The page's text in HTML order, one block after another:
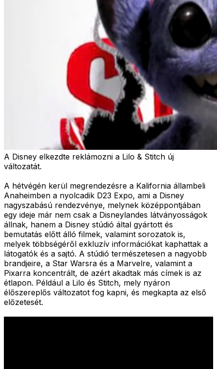
A Disney elkezdte reklámozni a Lilo & Stitch új
változatát.
A hétvégén kerül megrendezésre a Kalifornia állambeli
Anaheimben a nyolcadik D23 Expo, ami a Disney
nagyszabású rendezvénye, melynek középpontjában
egy ideje már nem csak a Disneylandes látványosságok
állnak, hanem a Disney stúdió által gyártott és
bemutatás előtt álló filmek, valamint sorozatok is,
melyek többségéről exkluzív információkat kaphattak a
látogatók és a sajtó. A stúdió természetesen a nagyobb
brandjeire, a Star Warsra és a Marvelre, valamint a
Pixarra koncentrált, de azért akadtak más címek is az
étlapon. Például a Lilo és Stitch, mely nyáron
élőszereplős változatot fog kapni, és megkapta az első
előzetesét.